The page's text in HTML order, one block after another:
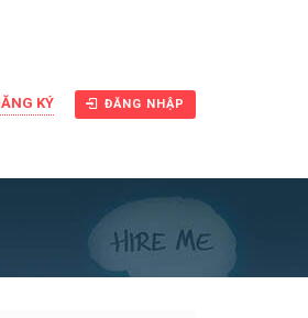
KÝ ĐĂNG NHẬP